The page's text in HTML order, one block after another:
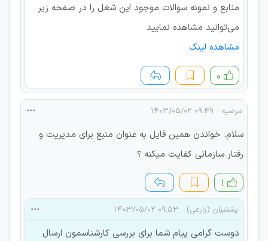
منابع و نمونه سوالات موجود این شغل را در صفحه زیر
می‌توانید مشاهده نمایید
مشاهده لینک
۰
مرضیه ۰۹:۴۹ ۱۴۰۳/۰۵/۰۲
سلام. خواندن همین فایل به عنوان منبع برای مدیریت و
رفتار سازمانی کفایت میکنه ؟
۱
پشتیبان (زارعی) ۰۹:۵۳ ۱۴۰۳/۰۵/۰۲
دوست گرامی پیام شما برای بررسی کارشناسمون ارسال